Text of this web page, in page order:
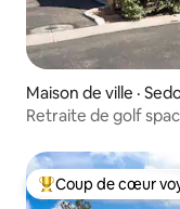
Maison de ville ·
Retraite de golf
Coup de cœur
Coup de cœur